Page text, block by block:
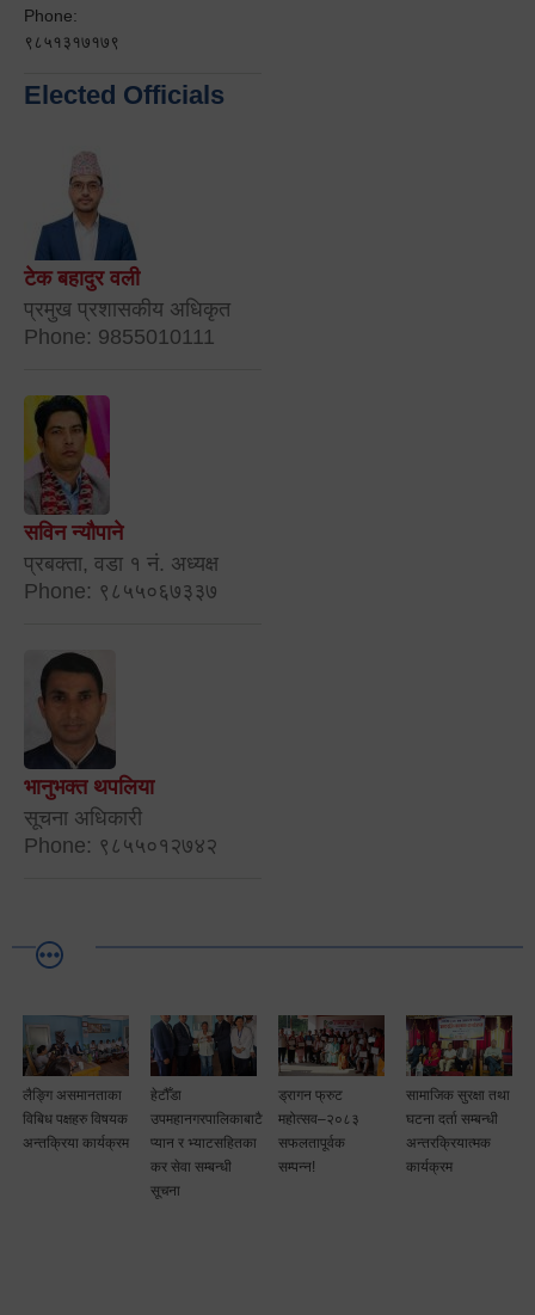
Phone:
९८५१३१७१७९
Elected Officials
टेक बहादुर वली
प्रमुख प्रशासकीय अधिकृत
Phone: 9855010111
सविन न्यौपाने
प्रबक्ता, वडा १ नं. अध्यक्ष
Phone: ९८५५०६७३३७
भानुभक्त थपलिया
सूचना अधिकारी
Phone: ९८५५०१२७४२
लैङ्गि असमानताका
विबिध पक्षहरु विषयक
अन्तक्रिया कार्यक्रम
हेटौँडा
उपमहानगरपालिकाबाटै
प्यान र भ्याटसहितका
कर सेवा सम्बन्धी
सूचना
ड्रागन फ्रुट
महोत्सव–२०८३
सफलतापूर्वक
सम्पन्न!
सामाजिक सुरक्षा तथा
घटना दर्ता सम्बन्धी
अन्तरक्रियात्मक
कार्यक्रम